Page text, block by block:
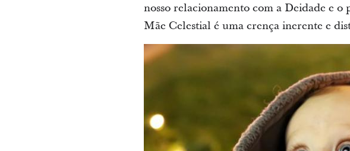
nosso relacionamento com a Deidade e
Mãe Celestial é uma crença inerente e